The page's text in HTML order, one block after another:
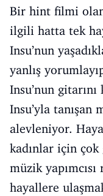
Bir hint filmi
ilgili hatta tek
Insu’nun
yanlış
Insu’nun
Insu’yla tanışan
alevleniyor.
kadınlar için
müzik
hayallere